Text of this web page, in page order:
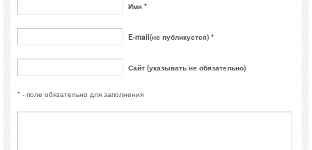
Имя *
E-mail(не публикуется) *
Сайт (указывать не обязательно)
* - поле обязательно для заполнения